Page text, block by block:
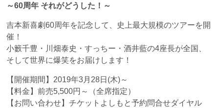
～60周年 それがどうした！～
吉本新喜劇60周年を記念して、史上最大規模のツアーを開
催！
小籔千豊・川畑泰史・すっちー・酒井藍の4座長が全国、
そして世界に爆笑をお届けします！
【開催期間】2019年3月28日(木)～
【料金】前売5,500円～（全席指定）
【お問い合わせ】チケットよしもと予約問合せダイヤル